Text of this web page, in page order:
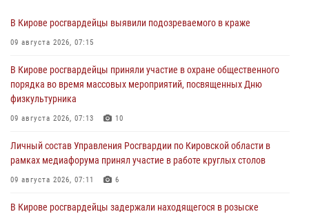
В Кирове росгвардейцы выявили подозреваемого в краже
09 августа 2026, 07:15
В Кирове росгвардейцы приняли участие в охране общественного
порядка во время массовых мероприятий, посвященных Дню
физкультурника
09 августа 2026, 07:13 10
Личный состав Управления Росгвардии по Кировской области в
рамках медиафорума принял участие в работе круглых столов
09 августа 2026, 07:11 6
В Кирове росгвардейцы задержали находящегося в розыске